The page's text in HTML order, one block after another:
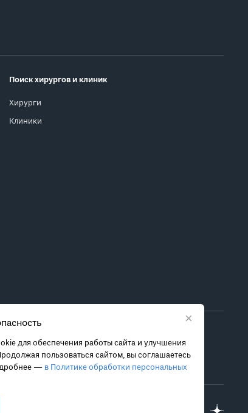
×
для обеспечения работы сайта и улучшения
пользоваться сайтом, вы соглашаетесь
— в Политике обработки персональных
Поиск хирургов и клиник
Хирурги
Клиники
лечения обратитесь за консультацией к
с ними рисках, чтобы принять обоснованное